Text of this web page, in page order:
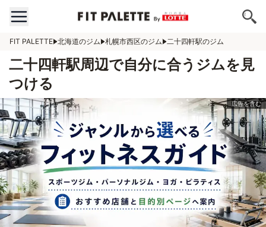
FIT PALETTE 北海道のジム 札幌市西区のジム 二十四軒駅のジム
二十四軒駅周辺で自分に合うジムを見
つける